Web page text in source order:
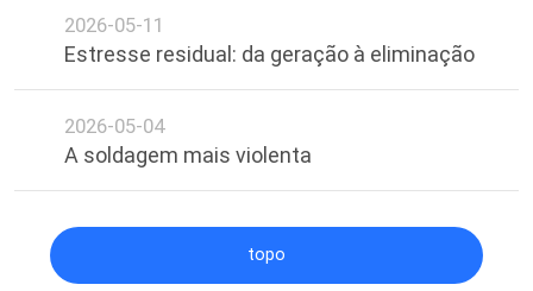
2026-05-11
Estresse residual: da geração à eliminação
2026-05-04
A soldagem mais violenta
topo